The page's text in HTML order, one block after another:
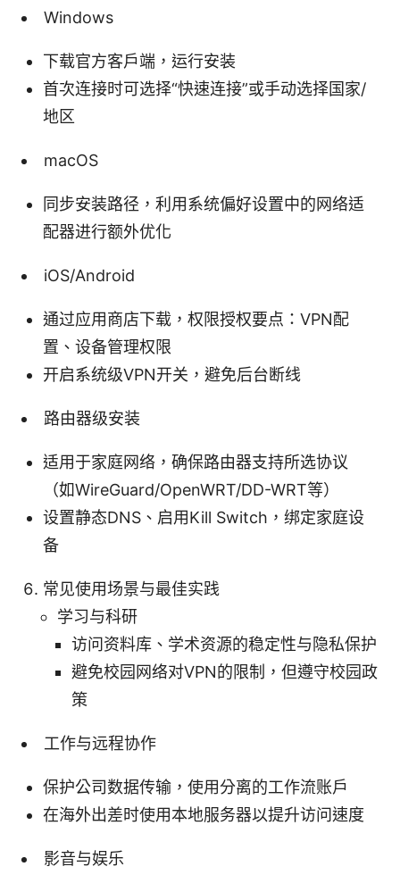
Windows
下载官方客户端，运行安装
首次连接时可选择“快速连接”或手动选择国家/
地区
macOS
同步安装路径，利用系统偏好设置中的网络适
配器进行额外优化
iOS/Android
通过应用商店下载，权限授权要点：VPN配
置、设备管理权限
开启系统级VPN开关，避免后台断线
路由器级安装
适用于家庭网络，确保路由器支持所选协议
（如WireGuard/OpenWRT/DD-WRT等）
设置静态DNS、启用Kill Switch，绑定家庭设
备
常见使用场景与最佳实践
学习与科研
访问资料库、学术资源的稳定性与隐私保护
避免校园网络对VPN的限制，但遵守校园政
策
工作与远程协作
保护公司数据传输，使用分离的工作流账户
在海外出差时使用本地服务器以提升访问速度
影音与娱乐